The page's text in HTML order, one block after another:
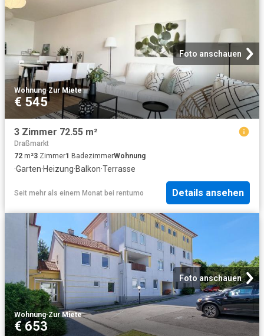
Foto anschauen
Wohnung·Zur Miete
€ 545
3 Zimmer 72.55 m²
Draßmarkt
72 m²3 Zimmer1 BadezimmerWohnung
·Garten·Heizung·Balkon·Terrasse
Seit mehr als einem Monat bei rentumo Details ansehen
Foto anschauen
Wohnung·Zur Miete
€ 653